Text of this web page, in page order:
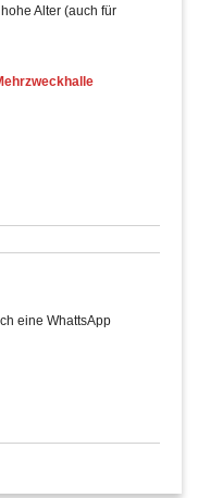
Alter (auch für
eine WhattsApp